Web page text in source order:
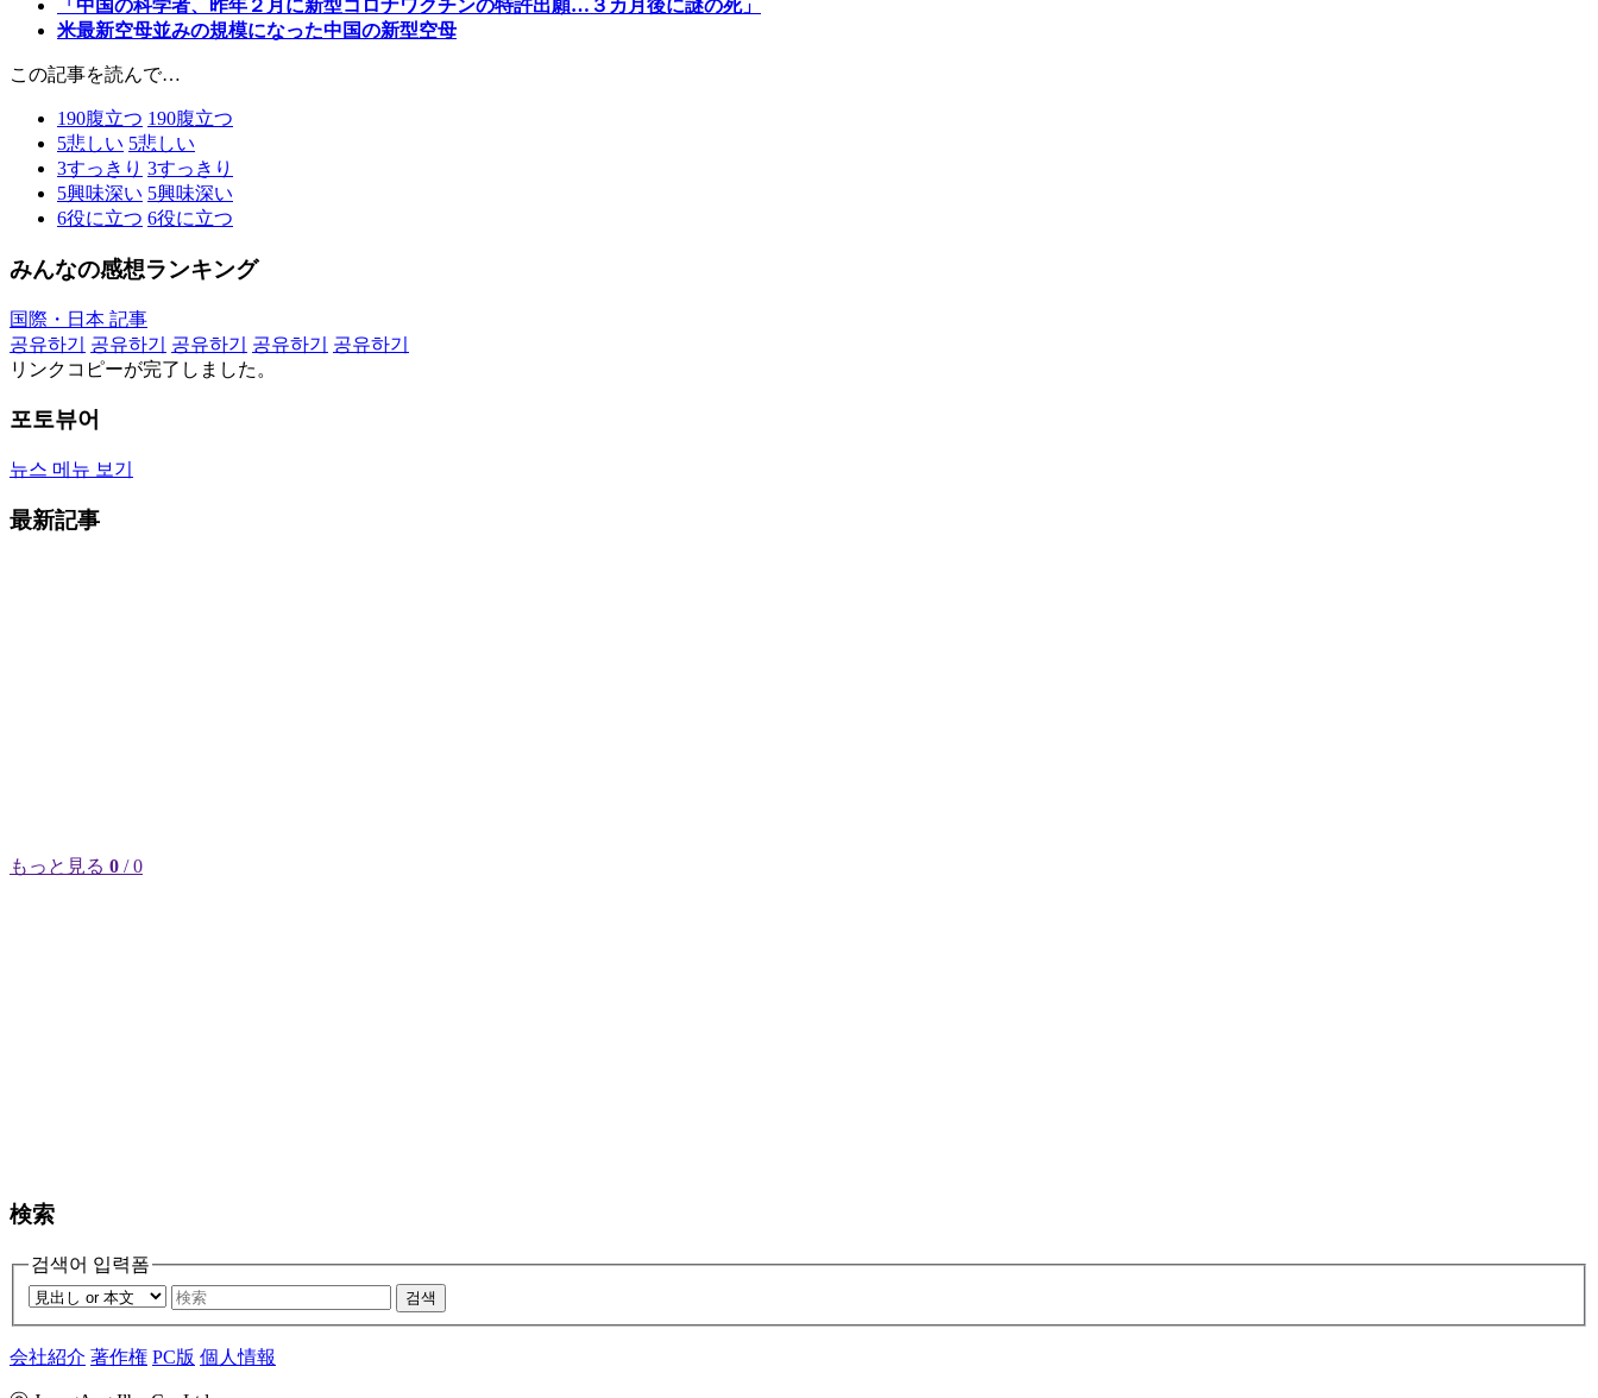
「中国の科学者、昨年２月に新型コロナワクチンの特許出願…３カ月後に謎の死」
米最新空母並みの規模になった中国の新型空母
この記事を読んで…
190腹立つ 190腹立つ
5悲しい 5悲しい
3すっきり 3すっきり
5興味深い 5興味深い
6役に立つ 6役に立つ
みんなの感想ランキング
国際・日本 記事
공유하기
공유하기 공유하기 공유하기
공유하기
リンクコピーが完了しました。
포토뷰어
뉴스 메뉴 보기
最新記事
もっと見る 0 / 0
検索
검색어 입력폼
검색
会社紹介 著作権 PC版 個人情報